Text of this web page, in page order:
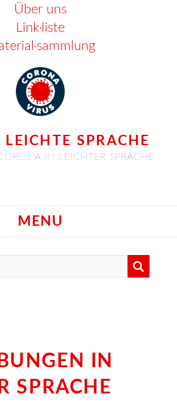
Über uns
Link·liste
SPRACHE
IN LEICHTER SPRACHE
MENU
IN
SPRACHE